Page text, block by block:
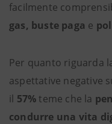
facilmente
gas, buste paga e
Per quanto riguarda
aspettative negative
il 57%teme che la
condurre una vita